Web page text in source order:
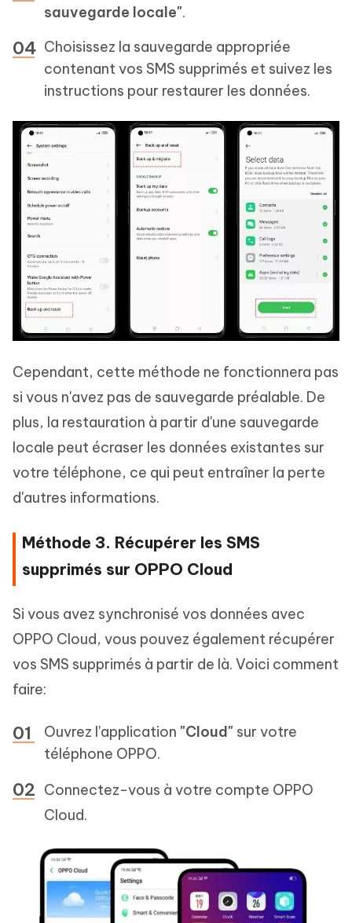
sauvegarde locale".
Choisissez la sauvegarde appropriée
contenant vos SMS supprimés et suivez les
instructions pour restaurer les données.
Cependant, cette méthode ne fonctionnera pas
si vous n'avez pas de sauvegarde préalable. De
plus, la restauration à partir d'une sauvegarde
locale peut écraser les données existantes sur
votre téléphone, ce qui peut entraîner la perte
d'autres informations.
Méthode 3. Récupérer les SMS
supprimés sur OPPO Cloud
Si vous avez synchronisé vos données avec
OPPO Cloud, vous pouvez également récupérer
vos SMS supprimés à partir de là. Voici comment
faire:
Ouvrez l'application "Cloud" sur votre
téléphone OPPO.
Connectez-vous à votre compte OPPO
Cloud.